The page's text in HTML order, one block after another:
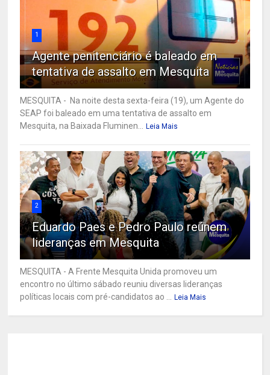
1
Agente penitenciário é baleado em
tentativa de assalto em Mesquita
MESQUITA - Na noite desta sexta-feira (19), um Agente do
SEAP foi baleado em uma tentativa de assalto em
Mesquita, na Baixada Fluminen... Leia Mais
2
Eduardo Paes e Pedro Paulo reúnem
lideranças em Mesquita
MESQUITA - A Frente Mesquita Unida promoveu um
encontro no último sábado reuniu diversas lideranças
políticas locais com pré-candidatos ao ... Leia Mais